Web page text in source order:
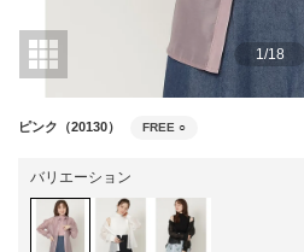
1 /18
ピンク（20130） FREE ○
バリエーション